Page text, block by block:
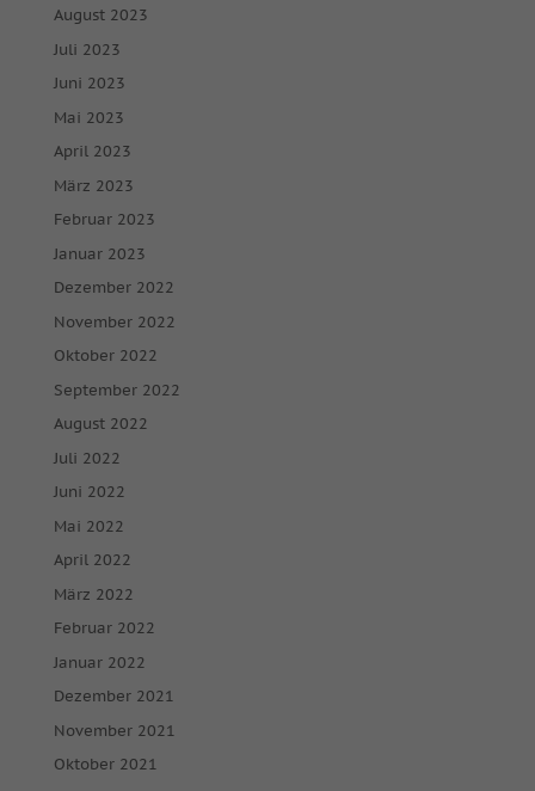
August 2023
Juli 2023
Juni 2023
Mai 2023
April 2023
März 2023
Februar 2023
Januar 2023
Dezember 2022
November 2022
Oktober 2022
September 2022
August 2022
Juli 2022
Juni 2022
Mai 2022
April 2022
März 2022
Februar 2022
Januar 2022
Dezember 2021
November 2021
Oktober 2021